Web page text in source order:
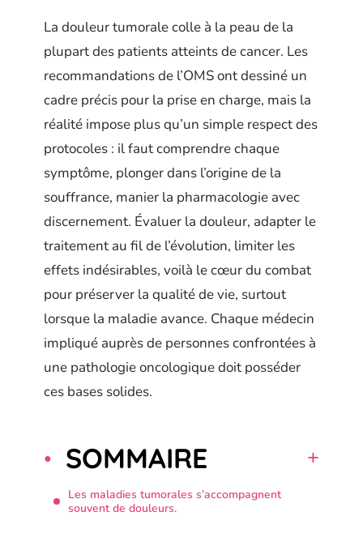
La douleur tumorale colle à la peau de la
plupart des patients atteints de cancer. Les
recommandations de l’OMS ont dessiné un
cadre précis pour la prise en charge, mais la
réalité impose plus qu’un simple respect des
protocoles : il faut comprendre chaque
symptôme, plonger dans l’origine de la
souffrance, manier la pharmacologie avec
discernement. Évaluer la douleur, adapter le
traitement au fil de l’évolution, limiter les
effets indésirables, voilà le cœur du combat
pour préserver la qualité de vie, surtout
lorsque la maladie avance. Chaque médecin
impliqué auprès de personnes confrontées à
une pathologie oncologique doit posséder
ces bases solides.
SOMMAIRE
Les maladies tumorales s’accompagnent
souvent de douleurs.